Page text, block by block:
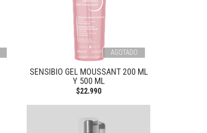
AGOTADO
SENSIBIO GEL MOUSSANT 200 ML
Y 500 ML
$22.990